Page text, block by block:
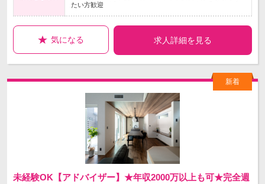
たい方歓迎
気になる 求人詳細を見る
未経験OK【アドバイザー】★年収2000万以上も可★完全週